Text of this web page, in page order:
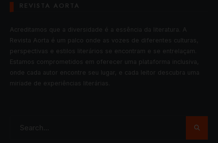
REVISTA AORTA
Acreditamos que a diversidade é a essência da literatura. A
Revista Aorta é um palco onde as vozes de diferentes culturas,
perspectivas e estilos literários se encontram e se entrelaçam.
Estamos comprometidos em oferecer uma plataforma inclusiva,
onde cada autor encontre seu lugar, e cada leitor descubra uma
miríade de experiências literárias.